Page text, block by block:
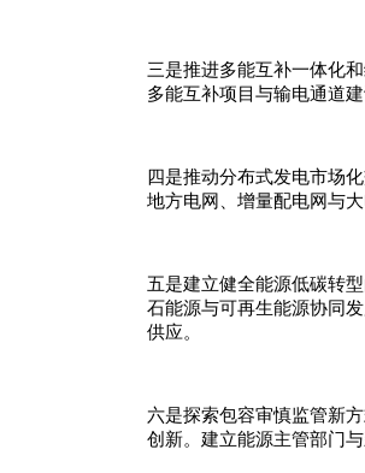
三是推进多能互补一体化
多能互补项目与输电通道
四是推动分布式发电市场
地方电网、增量配电网与
五是建立健全能源低碳转
石能源与可再生能源协同
供应。
六是探索包容审慎监管新
创新。建立能源主管部门